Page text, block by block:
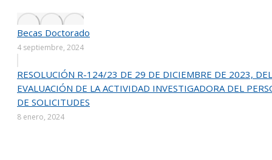
Becas Doctorado
4 septiembre, 2024
RESOLUCIÓN R-124/23 DE 29 DE DICIEMBRE DE 2023,
EVALUACIÓN DE LA ACTIVIDAD INVESTIGADORA DEL
DE SOLICITUDES
8 enero, 2024